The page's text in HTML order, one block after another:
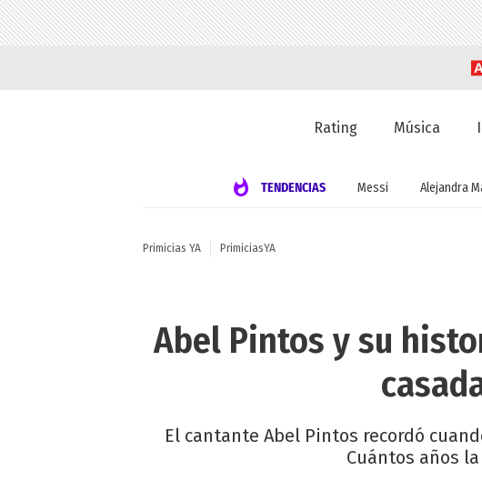
Rating Música
TENDENCIAS Messi Alejandra
Primicias YA PrimiciasYA
Abel Pintos y su
El cantante Abel Pintos recordó
Cuántos años